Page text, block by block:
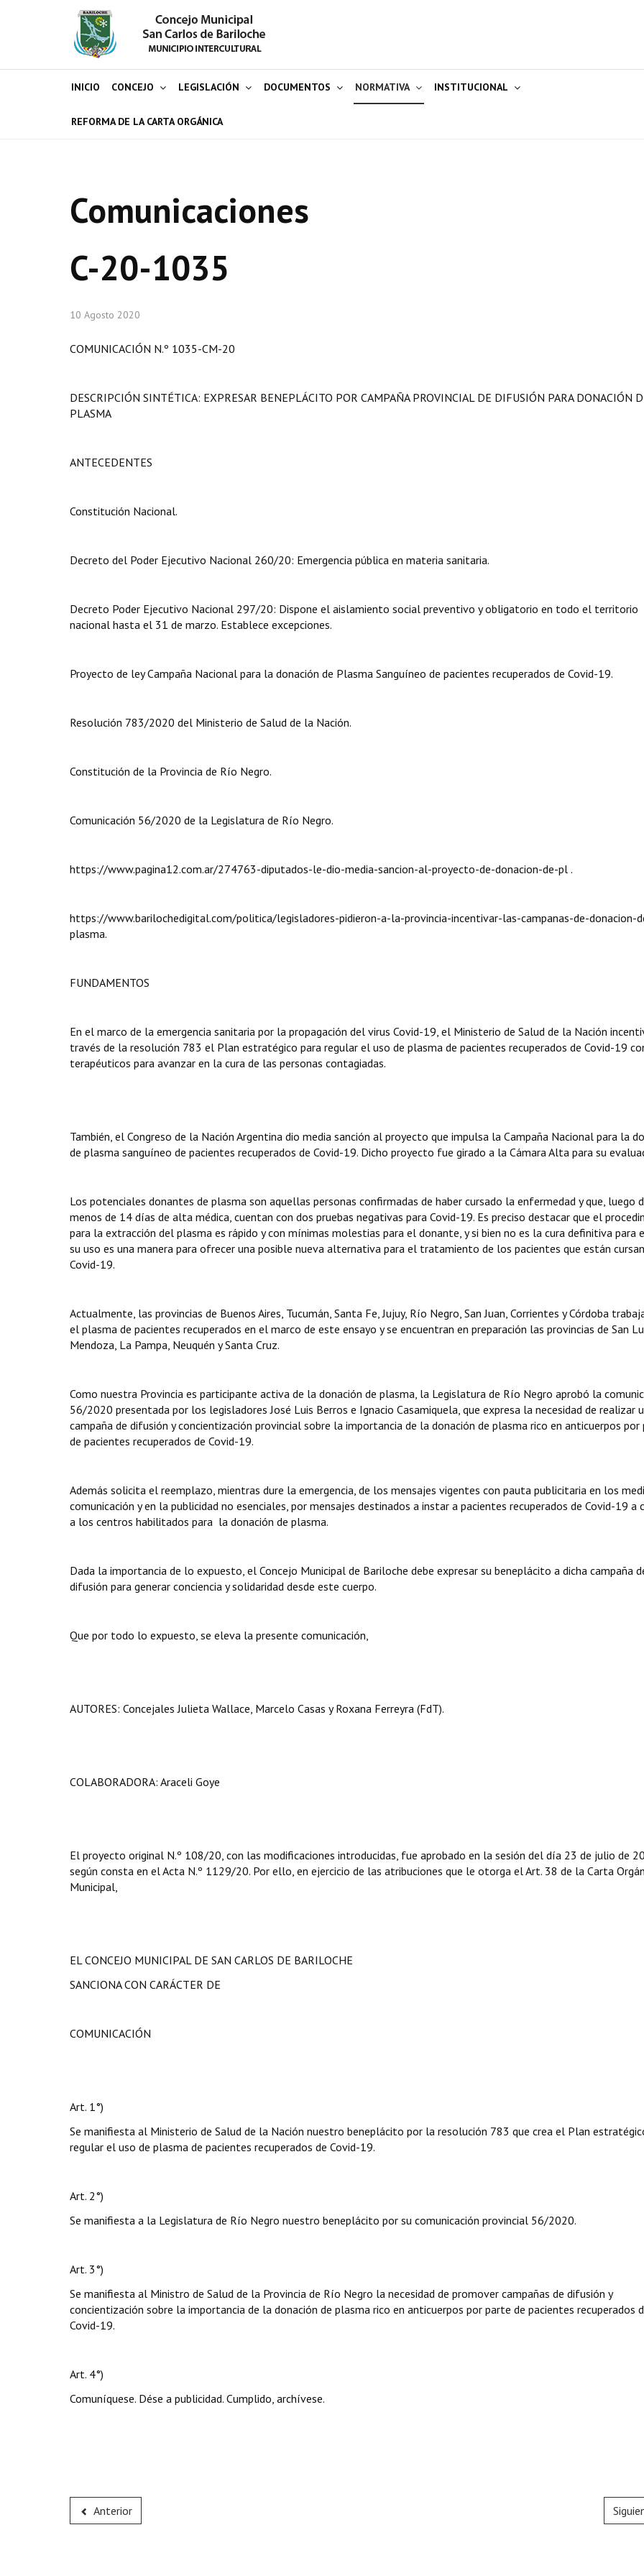
INICIO CONCEJO LEGISLACIÓN DOCUMENTOS NORMATIVA INSTITUCIONAL
REFORMA DE LA CARTA ORGÁNICA
Comunicaciones
C-20-1035
10 Agosto 2020
COMUNICACIÓN N.º 1035-CM-20
DESCRIPCIÓN SINTÉTICA: EXPRESAR BENEPLÁCITO POR CAMPAÑA PROVINCIAL DE DIFUSIÓN PARA DONACIÓN
PLASMA
ANTECEDENTES
Constitución Nacional.
Decreto del Poder Ejecutivo Nacional 260/20: Emergencia pública en materia sanitaria.
Decreto Poder Ejecutivo Nacional 297/20: Dispone el aislamiento social preventivo y obligatorio en todo el territorio
nacional hasta el 31 de marzo. Establece excepciones.
Proyecto de ley Campaña Nacional para la donación de Plasma Sanguíneo de pacientes recuperados de Covid-19.
Resolución 783/2020 del Ministerio de Salud de la Nación.
Constitución de la Provincia de Río Negro.
Comunicación 56/2020 de la Legislatura de Río Negro.
https://www.pagina12.com.ar/274763-diputados-le-dio-media-sancion-al-proyecto-de-donacion-de-pl .
https://www.barilochedigital.com/politica/legisladores-pidieron-a-la-provincia-incentivar-las-campanas-de-donacion-
plasma.
FUNDAMENTOS
En el marco de la emergencia sanitaria por la propagación del virus Covid-19, el Ministerio de Salud de la Nación
través de la resolución 783 el Plan estratégico para regular el uso de plasma de pacientes recuperados de Covid-19
terapéuticos para avanzar en la cura de las personas contagiadas.
También, el Congreso de la Nación Argentina dio media sanción al proyecto que impulsa la Campaña Nacional para la
de plasma sanguíneo de pacientes recuperados de Covid-19. Dicho proyecto fue girado a la Cámara Alta para su
Los potenciales donantes de plasma son aquellas personas confirmadas de haber cursado la enfermedad y que, luego
menos de 14 días de alta médica, cuentan con dos pruebas negativas para Covid-19. Es preciso destacar que el
para la extracción del plasma es rápido y con mínimas molestias para el donante, y si bien no es la cura definitiva para
su uso es una manera para ofrecer una posible nueva alternativa para el tratamiento de los pacientes que están
Covid-19.
Actualmente, las provincias de Buenos Aires, Tucumán, Santa Fe, Jujuy, Río Negro, San Juan, Corrientes y Córdoba
el plasma de pacientes recuperados en el marco de este ensayo y se encuentran en preparación las provincias de San
Mendoza, La Pampa, Neuquén y Santa Cruz.
Como nuestra Provincia es participante activa de la donación de plasma, la Legislatura de Río Negro aprobó la
56/2020 presentada por los legisladores José Luis Berros e Ignacio Casamiquela, que expresa la necesidad de realizar
campaña de difusión y concientización provincial sobre la importancia de la donación de plasma rico en anticuerpos por
de pacientes recuperados de Covid-19.
Además solicita el reemplazo, mientras dure la emergencia, de los mensajes vigentes con pauta publicitaria en los
comunicación y en la publicidad no esenciales, por mensajes destinados a instar a pacientes recuperados de Covid-19 a
a los centros habilitados para la donación de plasma.
Dada la importancia de lo expuesto, el Concejo Municipal de Bariloche debe expresar su beneplácito a dicha campaña
difusión para generar conciencia y solidaridad desde este cuerpo.
Que por todo lo expuesto, se eleva la presente comunicación,
AUTORES: Concejales Julieta Wallace, Marcelo Casas y Roxana Ferreyra (FdT).
COLABORADORA: Araceli Goye
El proyecto original N.º 108/20, con las modificaciones introducidas, fue aprobado en la sesión del día 23 de julio de
según consta en el Acta N.º 1129/20. Por ello, en ejercicio de las atribuciones que le otorga el Art. 38 de la Carta
Municipal,
EL CONCEJO MUNICIPAL DE SAN CARLOS DE BARILOCHE
SANCIONA CON CARÁCTER DE
COMUNICACIÓN
Art. 1°)
Se manifiesta al Ministerio de Salud de la Nación nuestro beneplácito por la resolución 783 que crea el Plan
regular el uso de plasma de pacientes recuperados de Covid-19.
Art. 2°)
Se manifiesta a la Legislatura de Río Negro nuestro beneplácito por su comunicación provincial 56/2020.
Art. 3°)
Se manifiesta al Ministro de Salud de la Provincia de Río Negro la necesidad de promover campañas de difusión y
concientización sobre la importancia de la donación de plasma rico en anticuerpos por parte de pacientes recuperados
Covid-19.
Art. 4°)
Comuníquese. Dése a publicidad. Cumplido, archívese.
Anterior